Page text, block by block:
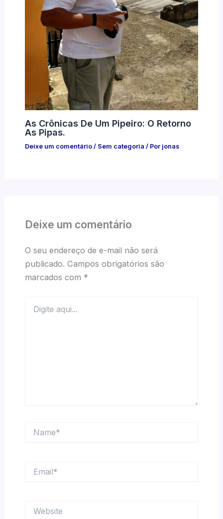
As Crônicas De Um Pipeiro: O Retorno
As Pipas.
Deixe um comentário / Sem categoria / Por jonas
Deixe um comentário
O seu endereço de e-mail não será
publicado. Campos obrigatórios são
marcados com *
aqui...